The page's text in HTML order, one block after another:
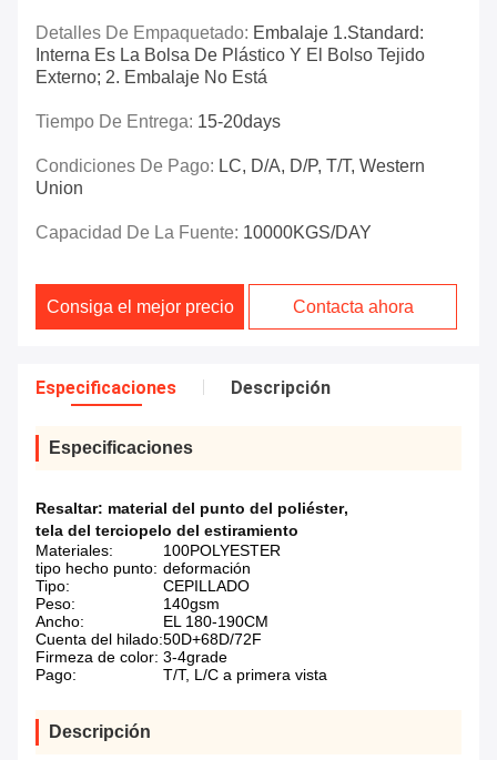
Detalles De Empaquetado: Embalaje 1.Standard:
Interna Es La Bolsa De Plástico Y El Bolso Tejido
Externo; 2. Embalaje No Está
Tiempo De Entrega: 15-20days
Condiciones De Pago: LC, D/A, D/P, T/T, Western
Union
Capacidad De La Fuente: 10000KGS/DAY
Consiga el mejor precio Contacta ahora
Especificaciones Descripción
Especificaciones
Resaltar: material del punto del poliéster,
tela del terciopelo del estiramiento
Materiales:
100POLYESTER
tipo hecho punto: deformación
Tipo:
CEPILLADO
Peso:
140gsm
Ancho:
EL 180-190CM
Cuenta del hilado:50D+68D/72F
Firmeza de color: 3-4grade
Pago:
T/T, L/C a primera vista
Descripción